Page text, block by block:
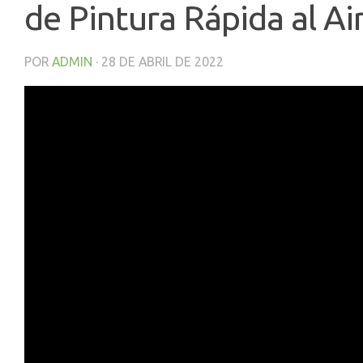
de Pintura Rápida al
POR ADMIN · 28 DE ABRIL DE 2022